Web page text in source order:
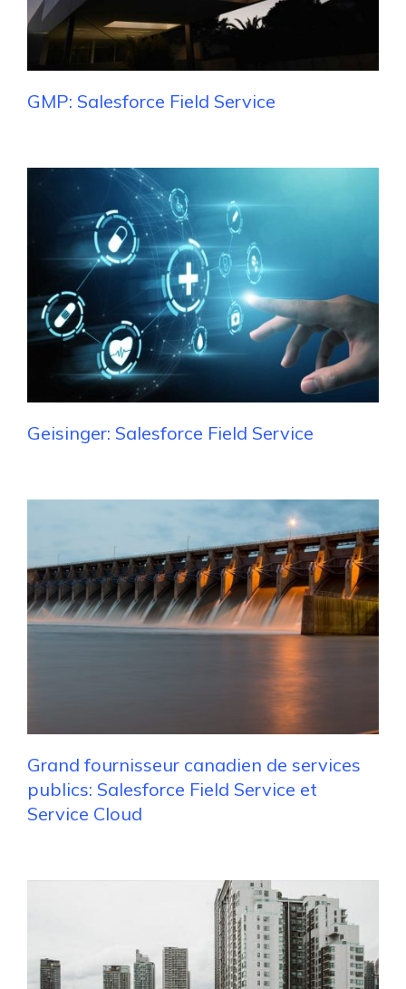
GMP: Salesforce Field Service
Geisinger: Salesforce Field Service
Grand fournisseur canadien de services
publics: Salesforce Field Service et
Service Cloud